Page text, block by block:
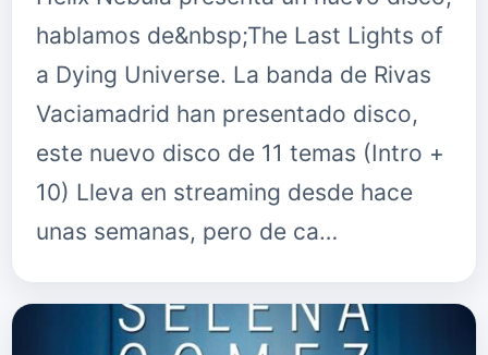
hablamos de&nbsp;The Last Lights of
a Dying Universe. La banda de Rivas
Vaciamadrid han presentado disco,
este nuevo disco de 11 temas (Intro +
10) Lleva en streaming desde hace
unas semanas, pero de ca…